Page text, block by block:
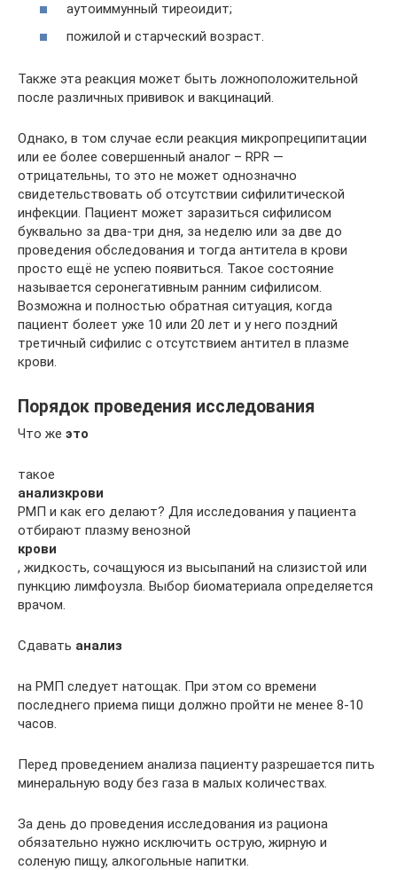
аутоиммунный тиреоидит;
пожилой и старческий возраст.
Также эта реакция может быть ложноположительной
после различных прививок и вакцинаций.
Однако, в том случае если реакция микропреципитации
или ее более совершенный аналог – RPR —
отрицательны, то это не может однозначно
свидетельствовать об отсутствии сифилитической
инфекции. Пациент может заразиться сифилисом
буквально за два-три дня, за неделю или за две до
проведения обследования и тогда антитела в крови
просто ещё не успею появиться. Такое состояние
называется серонегативным ранним сифилисом.
Возможна и полностью обратная ситуация, когда
пациент болеет уже 10 или 20 лет и у него поздний
третичный сифилис с отсутствием антител в плазме
крови.
Порядок проведения исследования
Что же это
такое
анализкрови
РМП и как его делают? Для исследования у пациента
отбирают плазму венозной
крови
, жидкость, сочащуюся из высыпаний на слизистой или
пункцию лимфоузла. Выбор биоматериала определяется
врачом.
Сдавать анализ
на РМП следует натощак. При этом со времени
последнего приема пищи должно пройти не менее 8-10
часов.
Перед проведением анализа пациенту разрешается пить
минеральную воду без газа в малых количествах.
За день до проведения исследования из рациона
обязательно нужно исключить острую, жирную и
соленую пищу, алкогольные напитки.